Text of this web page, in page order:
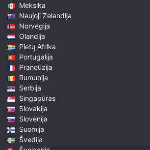
Meksika
Naujoji Zelandija
Norvegija
Olandija
Pietų Afrika
Portugalija
Prancūzija
Rumunija
Serbija
Singapūras
Slovakija
Slovėnija
Suomija
Švedija